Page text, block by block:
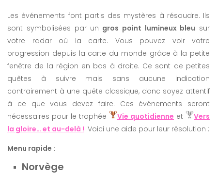
Les événements font partis des mystères à résoudre. Ils
sont symbolisées par un gros point lumineux bleu sur
votre radar où la carte. Vous pouvez voir votre
progression depuis la carte du monde grâce à la petite
fenêtre de la région en bas à droite. Ce sont de petites
quêtes à suivre mais sans aucune indication
contrairement à une quête classique, donc soyez attentif
à ce que vous devez faire. Ces événements seront
nécessaires pour le trophée
Vie quotidienne et
Vers
la gloire… et au-delà !. Voici une aide pour leur résolution :
Menu rapide :
Norvège